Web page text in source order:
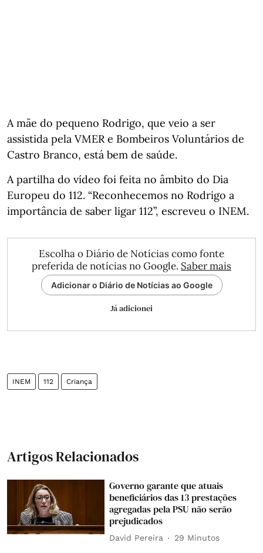
A mãe do pequeno Rodrigo, que veio a ser
assistida pela VMER e Bombeiros Voluntários de
Castro Branco, está bem de saúde.
A partilha do vídeo foi feita no âmbito do Dia
Europeu do 112. “Reconhecemos no Rodrigo a
importância de saber ligar 112”, escreveu o INEM.
Escolha o Diário de Notícias como fonte
preferida de notícias no Google. Saber mais
Adicionar o Diário de Notícias ao Google
Já adicionei
INEM 112 Criança
Artigos Relacionados
Governo garante que atuais
beneficiários das 13 prestações
agregadas pela PSU não serão
prejudicados
David Pereira 29 Minutos